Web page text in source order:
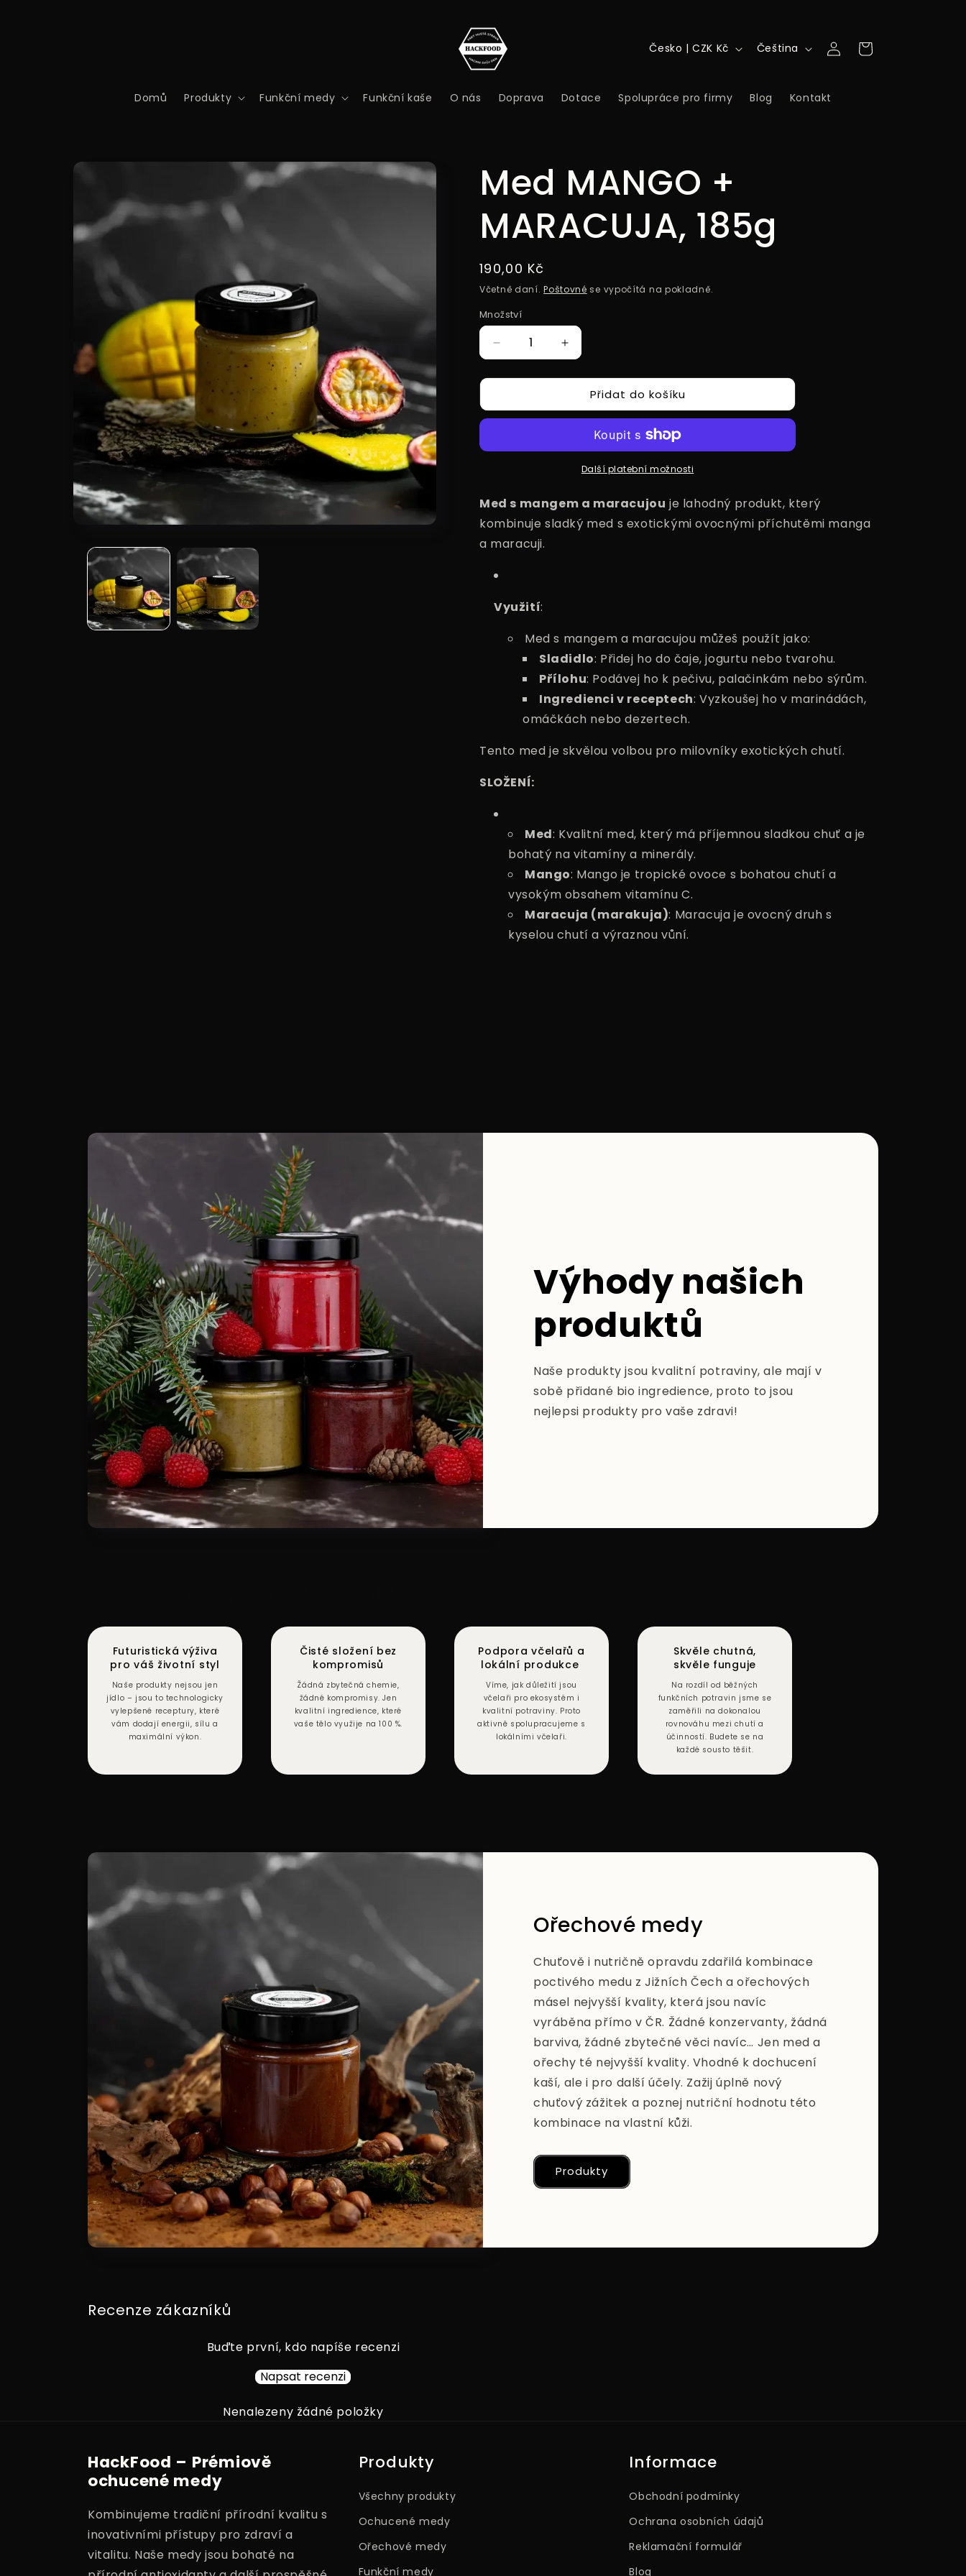
Domů Produkty Funkční medy Funkční kaše O nás Doprava Dotace Spolupráce pro firmy Blog Kontakt
Z
m
o
b
l
a
t
Česko | CZK Kč
J
z
Čeština
Přihlásit
Košík
Přejít na
produktu
Med MANGO +
MARACUJA, 185g
Běžná
cena
190,00 Kč
Včetně daní.Poštovné se vypočítá na pokladně.
Množství
množství
produktu
MANGO
185g
Zvýšit
množství
produktu
MANGO
MARACUJA,
185g
Přidat do košíku
Další platební možnosti
Med s mangem a maracujou je lahodný produkt, který
kombinuje sladký med s exotickými ovocnými příchutěmi manga
a maracuji.
Využití:
Med s mangem a maracujou můžeš použít jako:
Sladidlo: Přidej ho do čaje, jogurtu nebo tvarohu.
Přílohu: Podávej ho k pečivu, palačinkám nebo sýrům.
Ingredienci v receptech: Vyzkoušej ho v marinádách,
omáčkách nebo dezertech.
Tento med je skvělou volbou pro milovníky exotických chutí.
SLOŽENÍ:
Med: Kvalitní med, který má příjemnou sladkou chuť a je
bohatý na vitamíny a minerály.
Mango: Mango je tropické ovoce s bohatou chutí a
vysokým obsahem vitamínu C.
Maracuja (marakuja): Maracuja je ovocný druh s
kyselou chutí a výraznou vůní.
Výhody našich
produktů
Naše produkty jsou kvalitní potraviny, ale mají v
sobě přidané bio ingredience, proto to jsou
nejlepsi produkty pro vaše zdravi!
Futuristická výživa
pro váš životní styl
Naše produkty nejsou jen
jídlo – jsou to technologicky
vylepšené receptury, které
vám dodají energii, sílu a
maximální výkon.
Čisté složení bez
kompromisů
Žádná zbytečná chemie,
žádné kompromisy. Jen
kvalitní ingredience, které
vaše tělo využije na 100 %.
Podpora včelařů a
lokální produkce
Víme, jak důležití jsou
včelaři pro ekosystém i
kvalitní potraviny. Proto
aktivně spolupracujeme s
lokálními včelaři.
Skvěle chutná,
skvěle funguje
Na rozdíl od běžných
funkčních potravin jsme se
zaměřili na dokonalou
rovnováhu mezi chutí a
účinností. Budete se na
každé sousto těšit.
Ořechové medy
Chuťově i nutričně opravdu zdařilá kombinace
poctivého medu z Jižních Čech a ořechových
másel nejvyšší kvality, která jsou navíc
vyráběna přímo v ČR. Žádné konzervanty, žádná
barviva, žádné zbytečné věci navíc… Jen med a
ořechy té nejvyšší kvality. Vhodné k dochucení
kaší, ale i pro další účely. Zažij úplně nový
chuťový zážitek a poznej nutriční hodnotu této
kombinace na vlastní kůži.
Produkty
Recenze zákazníků
Buďte první, kdo napíše recenzi
Napsat recenzi
Nenalezeny žádné položky
HackFood – Prémiově
ochucené medy
Kombinujeme tradiční přírodní kvalitu s
inovativními přístupy pro zdraví a
vitalitu. Naše medy jsou bohaté na
Produkty
Všechny produkty
Ochucené medy
Ořechové medy
Funkční medy
Informace
Obchodní podmínky
Ochrana osobních údajů
Reklamační formulář
Blog